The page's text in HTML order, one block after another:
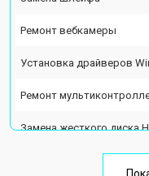
Ремонт вебкамеры
Установка драйверов
Ремонт
Замена жесткого диска